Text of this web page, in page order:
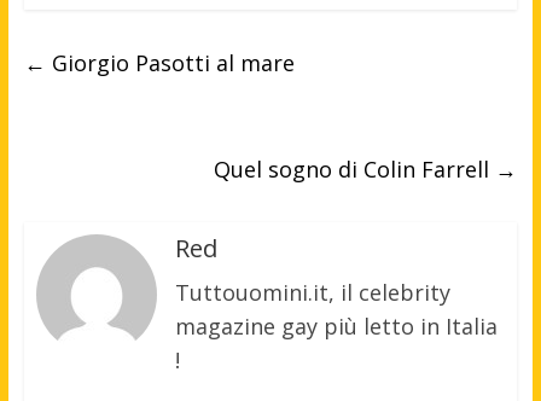
← Giorgio Pasotti al mare
Quel sogno di Colin Farrell →
Red
Tuttouomini.it, il celebrity
magazine gay più letto in Italia
!